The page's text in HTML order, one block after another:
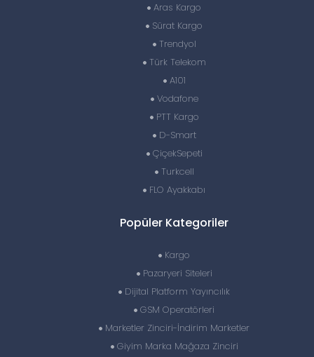
Aras Kargo
Sürat Kargo
Trendyol
Türk Telekom
A101
Vodafone
PTT Kargo
D-Smart
ÇiçekSepeti
Turkcell
FLO Ayakkabı
Popüler Kategoriler
Kargo
Pazaryeri Siteleri
Dijital Platform Yayıncılık
GSM Operatörleri
Marketler Zinciri-İndirim Marketler
Giyim Marka Mağaza Zinciri